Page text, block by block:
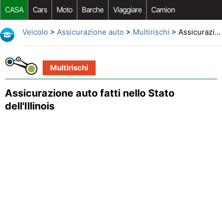
CASA Cars Moto Barche Viaggiare Camion
Riparazione Auto Acquisto Auto Car Opzioni Aftermarket
Veicolo > Assicurazione auto > Multirischi > Assicurazione auto fatti nello Stato dell'Illinois
Multirischi
Assicurazione auto fatti nello Stato
dell'Illinois